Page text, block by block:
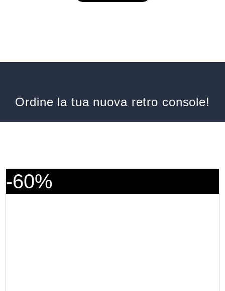
Ordine la tua nuova retro console!
-60%